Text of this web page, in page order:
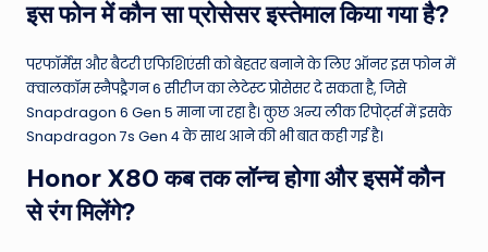
इस फोन में कौन सा प्रोसेसर इस्तेमाल किया गया है?
परफॉर्मेंस और बैटरी एफिशिएंसी को बेहतर बनाने के लिए ऑनर इस फोन में
क्वालकॉम स्नैपड्रैगन 6 सीरीज का लेटेस्ट प्रोसेसर दे सकता है, जिसे
Snapdragon 6 Gen 5 माना जा रहा है। कुछ अन्य लीक रिपोर्ट्स में इसके
Snapdragon 7s Gen 4 के साथ आने की भी बात कही गई है।
Honor X80 कब तक लॉन्च होगा और इसमें कौन
से रंग मिलेंगे?